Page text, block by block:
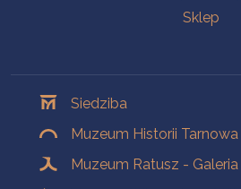
Sklep
Siedziba
Muzeum Historii
Muzeum Ratusz -